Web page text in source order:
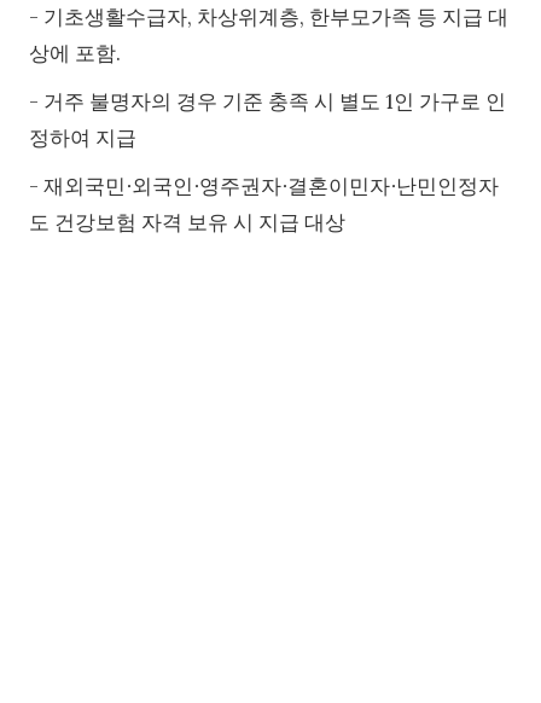
- 기초생활수급자, 차상위계층, 한부모가족 등 지급 대
상에 포함.
- 거주 불명자의 경우 기준 충족 시 별도 1인 가구로 인
정하여 지급
- 재외국민∙외국인∙영주권자∙결혼이민자∙난민인정자
도 건강보험 자격 보유 시 지급 대상